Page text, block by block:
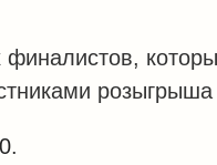
розыгрыша
.